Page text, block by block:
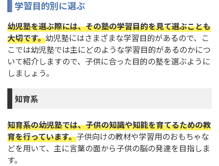
学習目的別に選ぶ
幼児塾を選ぶ際には、その塾の学習目的を見て選ぶことも
大切です。幼児塾にはさまざまな学習目的があるので、こ
こでは幼児塾では主にどのような学習目的があるのかにつ
いて紹介しますので、子供に合った目的の塾を選ぶように
しましょう。
知育系
知育系の幼児塾では、子供の知識や知能を育てるための教
育を行っています。子供向けの教材や学習用のおもちゃな
どを用いて、主に言葉の面から子供の脳の発達を目指しま
す。